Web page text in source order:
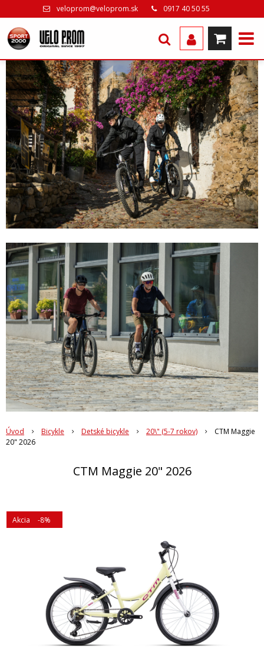
veloprom@veloprom.sk 0917 40 50 55
Úvod Bicykle Detské bicykle 20\" (5-7 rokov)
CTM Maggie
20" 2026
CTM Maggie 20" 2026
Akcia -8%